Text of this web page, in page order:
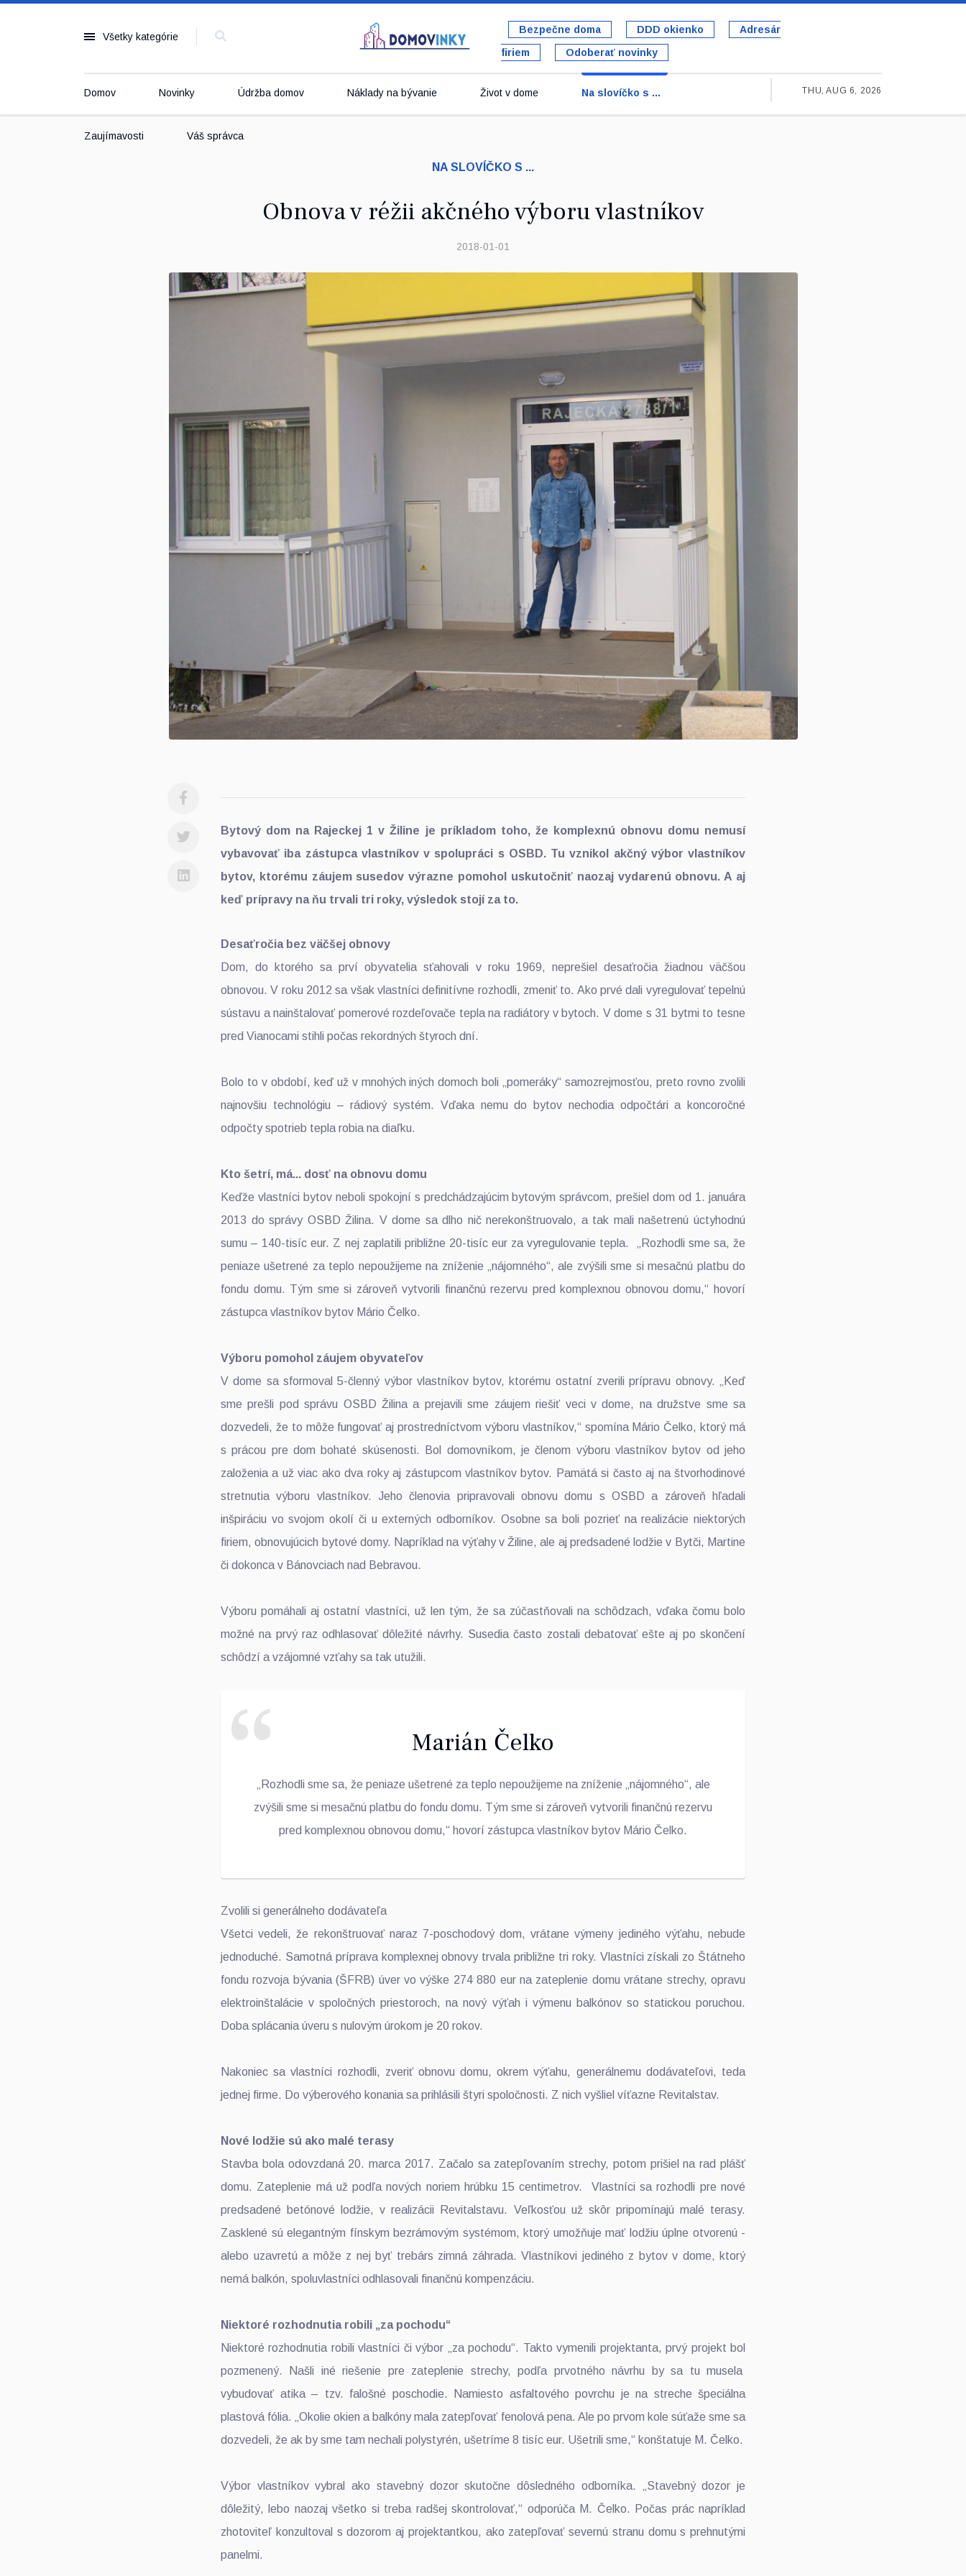
Všetky kategórie
Bezpečne doma DDD okienko
Adresár
firiem
Odoberať novinky
Domov Novinky Údržba domov Náklady na bývanie Život v dome Na slovíčko s ...
Zaujímavosti Váš správca
THU, AUG 6, 2026
NA SLOVÍČKO S ...
Obnova v réžii akčného výboru vlastníkov
2018-01-01
Bytový dom na Rajeckej 1 v Žiline je príkladom toho, že komplexnú obnovu domu nemusí
vybavovať iba zástupca vlastníkov v spolupráci s OSBD. Tu vznikol akčný výbor vlastníkov
bytov, ktorému záujem susedov výrazne pomohol uskutočniť naozaj vydarenú obnovu. A aj
keď prípravy na ňu trvali tri roky, výsledok stojí za to.
Desaťročia bez väčšej obnovy
Dom, do ktorého sa prví obyvatelia sťahovali v roku 1969, neprešiel desaťročia žiadnou väčšou
obnovou. V roku 2012 sa však vlastníci definitívne rozhodli, zmeniť to. Ako prvé dali vyregulovať tepelnú
sústavu a nainštalovať pomerové rozdeľovače tepla na radiátory v bytoch. V dome s 31 bytmi to tesne
pred Vianocami stihli počas rekordných štyroch dní.
Bolo to v období, keď už v mnohých iných domoch boli „pomeráky“ samozrejmosťou, preto rovno zvolili
najnovšiu technológiu – rádiový systém. Vďaka nemu do bytov nechodia odpočtári a koncoročné
odpočty spotrieb tepla robia na diaľku.
Kto šetrí, má... dosť na obnovu domu
Keďže vlastníci bytov neboli spokojní s predchádzajúcim bytovým správcom, prešiel dom od 1. januára
2013 do správy OSBD Žilina. V dome sa dlho nič nerekonštruovalo, a tak mali našetrenú úctyhodnú
sumu – 140-tisíc eur. Z nej zaplatili približne 20-tisíc eur za vyregulovanie tepla. „Rozhodli sme sa, že
peniaze ušetrené za teplo nepoužijeme na zníženie „nájomného“, ale zvýšili sme si mesačnú platbu do
fondu domu. Tým sme si zároveň vytvorili finančnú rezervu pred komplexnou obnovou domu,“ hovorí
zástupca vlastníkov bytov Mário Čelko.
Výboru pomohol záujem obyvateľov
V dome sa sformoval 5-členný výbor vlastníkov bytov, ktorému ostatní zverili prípravu obnovy. „Keď
sme prešli pod správu OSBD Žilina a prejavili sme záujem riešiť veci v dome, na družstve sme sa
dozvedeli, že to môže fungovať aj prostredníctvom výboru vlastníkov,“ spomína Mário Čelko, ktorý má
s prácou pre dom bohaté skúsenosti. Bol domovníkom, je členom výboru vlastníkov bytov od jeho
založenia a už viac ako dva roky aj zástupcom vlastníkov bytov. Pamätá si často aj na štvorhodinové
stretnutia výboru vlastníkov. Jeho členovia pripravovali obnovu domu s OSBD a zároveň hľadali
inšpiráciu vo svojom okolí či u externých odborníkov. Osobne sa boli pozrieť na realizácie niektorých
firiem, obnovujúcich bytové domy. Napríklad na výťahy v Žiline, ale aj predsadené lodžie v Bytči, Martine
či dokonca v Bánovciach nad Bebravou.
Výboru pomáhali aj ostatní vlastníci, už len tým, že sa zúčastňovali na schôdzach, vďaka čomu bolo
možné na prvý raz odhlasovať dôležité návrhy. Susedia často zostali debatovať ešte aj po skončení
schôdzí a vzájomné vzťahy sa tak utužili.
Marián Čelko
„Rozhodli sme sa, že peniaze ušetrené za teplo nepoužijeme na zníženie „nájomného“, ale
zvýšili sme si mesačnú platbu do fondu domu. Tým sme si zároveň vytvorili finančnú rezervu
pred komplexnou obnovou domu,“ hovorí zástupca vlastníkov bytov Mário Čelko.
Zvolili si generálneho dodávateľa
Všetci vedeli, že rekonštruovať naraz 7-poschodový dom, vrátane výmeny jediného výťahu, nebude
jednoduché. Samotná príprava komplexnej obnovy trvala približne tri roky. Vlastníci získali zo Štátneho
fondu rozvoja bývania (ŠFRB) úver vo výške 274 880 eur na zateplenie domu vrátane strechy, opravu
elektroinštalácie v spoločných priestoroch, na nový výťah i výmenu balkónov so statickou poruchou.
Doba splácania úveru s nulovým úrokom je 20 rokov.
Nakoniec sa vlastníci rozhodli, zveriť obnovu domu, okrem výťahu, generálnemu dodávateľovi, teda
jednej firme. Do výberového konania sa prihlásili štyri spoločnosti. Z nich vyšliel víťazne Revitalstav.
Nové lodžie sú ako malé terasy
Stavba bola odovzdaná 20. marca 2017. Začalo sa zatepľovaním strechy, potom prišiel na rad plášť
domu. Zateplenie má už podľa nových noriem hrúbku 15 centimetrov. Vlastníci sa rozhodli pre nové
predsadené betónové lodžie, v realizácii Revitalstavu. Veľkosťou už skôr pripomínajú malé terasy.
Zasklené sú elegantným fínskym bezrámovým systémom, ktorý umožňuje mať lodžiu úplne otvorenú -
alebo uzavretú a môže z nej byť trebárs zimná záhrada. Vlastníkovi jediného z bytov v dome, ktorý
nemá balkón, spoluvlastníci odhlasovali finančnú kompenzáciu.
Niektoré rozhodnutia robili „za pochodu“
Niektoré rozhodnutia robili vlastníci či výbor „za pochodu“. Takto vymenili projektanta, prvý projekt bol
pozmenený. Našli iné riešenie pre zateplenie strechy, podľa prvotného návrhu by sa tu musela
vybudovať atika – tzv. falošné poschodie. Namiesto asfaltového povrchu je na streche špeciálna
plastová fólia. „Okolie okien a balkóny mala zatepľovať fenolová pena. Ale po prvom kole súťaže sme sa
dozvedeli, že ak by sme tam nechali polystyrén, ušetríme 8 tisíc eur. Ušetrili sme,“ konštatuje M. Čelko.
Výbor vlastníkov vybral ako stavebný dozor skutočne dôsledného odborníka. „Stavebný dozor je
dôležitý, lebo naozaj všetko si treba radšej skontrolovať,“ odporúča M. Čelko. Počas prác napríklad
zhotoviteľ konzultoval s dozorom aj projektantkou, ako zatepľovať severnú stranu domu s prehnutými
panelmi.